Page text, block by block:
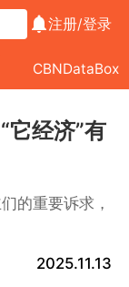
注册/登录
CBNDataBox
它经济”有
的重要诉求，
2025.11.13